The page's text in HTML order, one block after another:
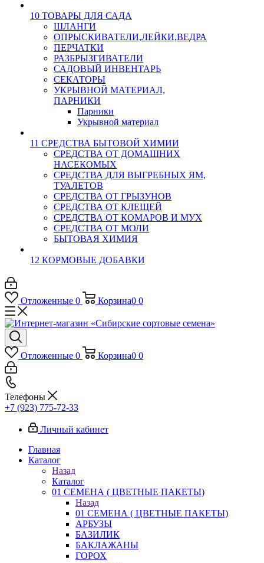
10 ТОВАРЫ ДЛЯ САДА
ШЛАНГИ
ОПРЫСКИВАТЕЛИ,ЛЕЙКИ,ВЕДРА
ПЕРЧАТКИ
РАЗБРЫЗГИВАТЕЛИ
САДОВЫЙ ИНВЕНТАРЬ
СЕКАТОРЫ
УКРЫВНОЙ МАТЕРИАЛ,
ПАРНИКИ
Парники
Укрывной материал
11 СРЕДСТВА БЫТОВОЙ ХИМИИ
СРЕДСТВА ОТ ДОМАШНИХ
НАСЕКОМЫХ
СРЕДСТВА ДЛЯ ВЫГРЕБНЫХ ЯМ,
ТУАЛЕТОВ
СРЕДСТВА ОТ ГРЫЗУНОВ
СРЕДСТВА ОТ КЛЕЩЕЙ
СРЕДСТВА ОТ КОМАРОВ И МУХ
СРЕДСТВА ОТ МОЛИ
БЫТОВАЯ ХИМИЯ
12 КОРМОВЫЕ ДОБАВКИ
Отложенные 0 Корзина0 0
Отложенные 0 Корзина0 0
Телефоны
+7 (923) 775-72-33
Личный кабинет
Главная
Каталог
Назад
Каталог
01 СЕМЕНА ( ЦВЕТНЫЕ ПАКЕТЫ)
Назад
01 СЕМЕНА ( ЦВЕТНЫЕ ПАКЕТЫ)
АРБУЗЫ
БАЗИЛИК
БАКЛАЖАНЫ
ГОРОХ